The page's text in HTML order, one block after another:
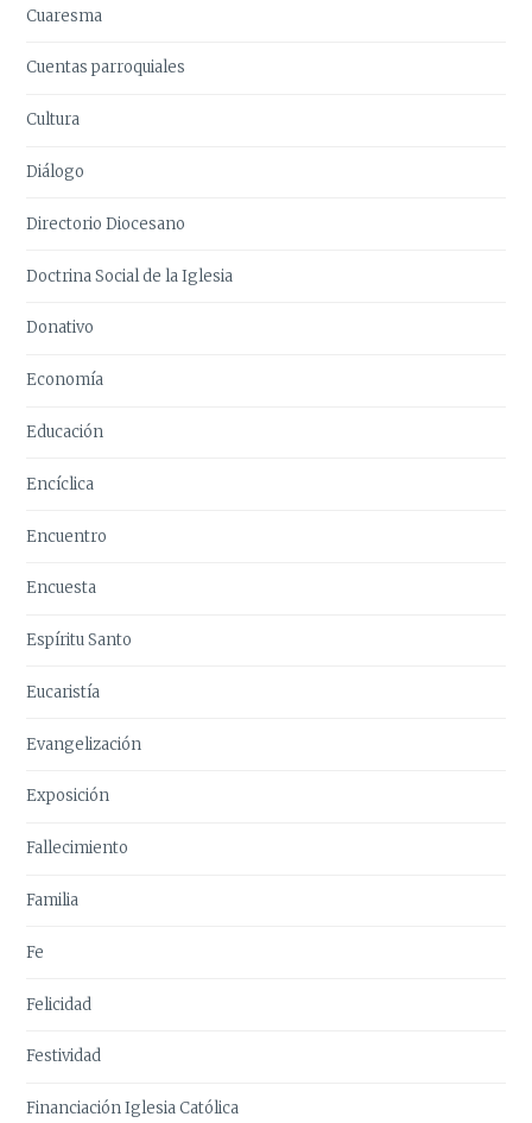
Cuaresma
Cuentas parroquiales
Cultura
Diálogo
Directorio Diocesano
Doctrina Social de la Iglesia
Donativo
Economía
Educación
Encíclica
Encuentro
Encuesta
Espíritu Santo
Eucaristía
Evangelización
Exposición
Fallecimiento
Familia
Fe
Felicidad
Festividad
Financiación Iglesia Católica